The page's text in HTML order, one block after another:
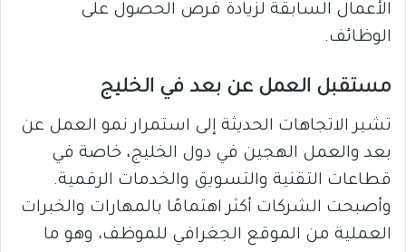
الأعمال السابقة لزيادة فرص الحصول على
الوظائف.
مستقبل العمل عن بعد في الخليج
تشير الاتجاهات الحديثة إلى استمرار نمو العمل عن
بعد والعمل الهجين في دول الخليج، خاصة في
قطاعات التقنية والتسويق والخدمات الرقمية.
وأصبحت الشركات أكثر اهتمامًا بالمهارات والخبرات
العملية من الموقع الجغرافي للموظف، وهو ما